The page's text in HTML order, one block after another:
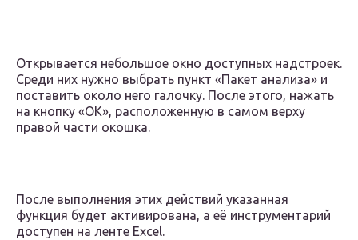
Открывается небольшое окно доступных надстроек.
Среди них нужно выбрать пункт «Пакет анализа» и
поставить около него галочку. После этого, нажать
на кнопку «OK», расположенную в самом верху
правой части окошка.
После выполнения этих действий указанная
функция будет активирована, а её инструментарий
доступен на ленте Excel.